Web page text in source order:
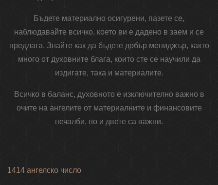
Бъдете материално осигурени, пазете се,
наблюдавайте всичко, което ви е дадено в заем и се
предлага. Знайте как да бъдете добър мениджър, както
много от духовните блага, които сте се научили да
издигате, така и материалите.
Всичко в баланс, духовното е изключително важно в
очите на ангелите от материалните и финансовите
печалби, но и двете са важни.
1414 ангелско число